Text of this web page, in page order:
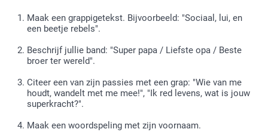
Maak een grappigetekst. Bijvoorbeeld: "Sociaal, lui, en
een beetje rebels".
Beschrijf jullie band: "Super papa / Liefste opa / Beste
broer ter wereld".
Citeer een van zijn passies met een grap: "Wie van me
houdt, wandelt met me mee!", "Ik red levens, wat is jouw
superkracht?".
Maak een woordspeling met zijn voornaam.